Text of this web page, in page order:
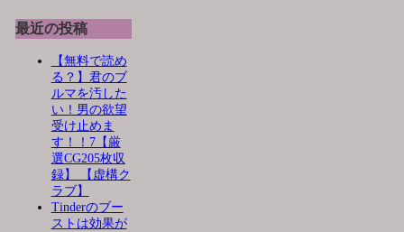
最近の投稿
【無料で読め
る？】君のブ
ルマを汚した
い！男の欲望
受け止めま
す！！7【厳
選CG205枚収
録】 【虚構ク
ラブ】
Tinderのブー
ストは効果が